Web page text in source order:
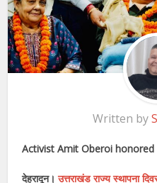
Written by
Activist Amit Oberoi honored
देहरादून। उत्तराखंड राज्य स्थापना